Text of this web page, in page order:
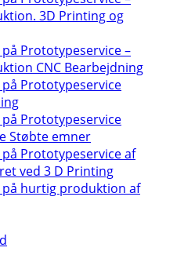
3D Printing og
Prototypeservice –
CNC Bearbejdning
Prototypeservice
Prototypeservice
Støbte emner
Prototypeservice af
ved 3 D Printing
på hurtig produktion af